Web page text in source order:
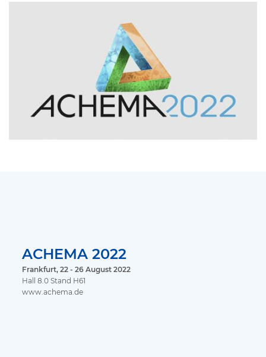
ACHEMA 2022
Frankfurt, 22 - 26 August 2022
Hall 8.0 Stand H61
www.achema.de